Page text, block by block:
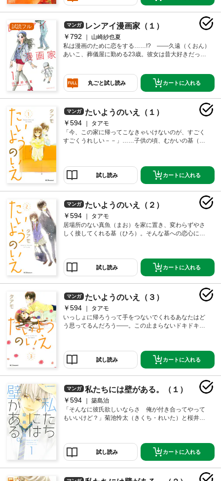
もに、瑞沢高校かるた部が動き出した。団体戦での全
国大会出場を目指し、強豪ひしめく都予選にのぞんだ
千早たちは!?
試読フル マンガ レンアイ漫画家（１）
￥792
山崎紗也夏
私は漫画のために恋をする……!? ――久遠（くおん）
あいこ、葬儀屋に勤める23歳。彼女は昔大好きだった
節介で、レンの叔父にあたる清美に身寄りのなくなっ
てしまったレンを引き取ってほしい、とお願いした。
丸ごと試し読み カートに入れる
マンガ たいようのいえ（１）
￥594
タアモ
「今、この家に帰ってこなきゃいけないのが、すごく
すごくうれしい－－」……子供の頃、むかいの基（ひ
家に居場所がなくなった真魚は、両親を亡くして以
来、独りで家を守る基の家に住まわせてもらうことに
なったけれど……！？年の差幼なじみ2人の、明るく切
ないラブストーリー！
試し読み カートに入れる
マンガ たいようのいえ（２）
￥594
タアモ
居場所のない真魚（まお）を家に置き、変わらずやさ
しく接してくれる基（ひろ）。そんな基への恋心に気
す。基を困らせたくないけど、好きな気持ちはあふれ
てくる。そんなとき、真魚の小説の読者「ラジカル」
さんと会うことに。待ち合わせに現れたのは……！？
さらに、基の弟・大樹（だいき）が帰ってきて―
―！！
試し読み カートに入れる
マンガ たいようのいえ（３）
￥594
タアモ
いっしょに帰ろうって手をつないでくれるあなたはど
う思ってるんだろう――。この止まらないドキドキと
感じてしまった真魚（まお）。対等になりたくて、自
分を変えたくて、真魚は基の家を出る決心をする。父
親と向き合う、と真魚は基に話すのだけど、なんと基
のほうが、真魚を徐々に意識しはじめていた……！？
試し読み カートに入れる
マンガ 私たちには壁がある。（１）
￥594
築島治
「そんなに彼氏欲しいならさ 俺が付き合ってやって
もいいけど？」菊池怜太（きくち・れいた）と桜井真
ナルシストで俺様な怜太が、ある日突然真琴の「彼
氏」になって……!? 俺様幼なじみと山あり谷あり壁ド
ンあり、ときめき青春ラブコメ！
試し読み カートに入れる